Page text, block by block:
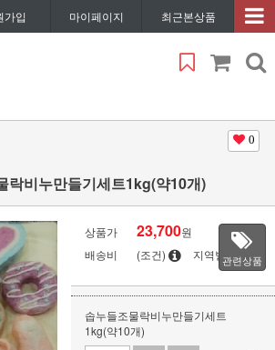
가입 마이페이지 최근본상품
0
락비누만들기세트1kg(약10개)
상품가 23,700원
배송비
(조건) 지역별관련상품
솝누들조물락비누만들기세트
1kg(약10개)